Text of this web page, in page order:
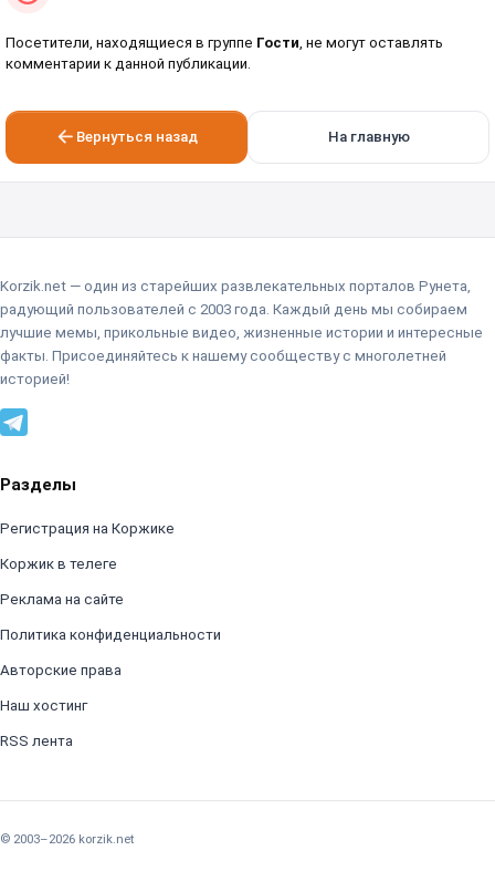
Посетители, находящиеся в группе Гости , не могут оставлять
комментарии к данной публикации.
Вернуться назад На главную
Korzik.net — один из старейших развлекательных порталов Рунета,
радующий пользователей с 2003 года. Каждый день мы собираем
лучшие мемы, прикольные видео, жизненные истории и интересные
факты. Присоединяйтесь к нашему сообществу с многолетней
историей!
Разделы
Регистрация на Коржике
Коржик в телеге
Реклама на сайте
Политика конфиденциальности
Авторские права
Наш хостинг
RSS лента
© 2003–2026 korzik.net